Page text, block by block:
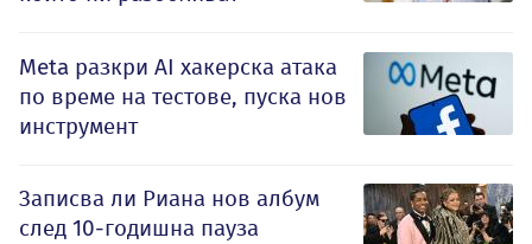
Meta разкри AI хакерска атака
по време на тестове, пуска нов
инструмент
Записва ли Риана нов албум
след 10-годишна пауза